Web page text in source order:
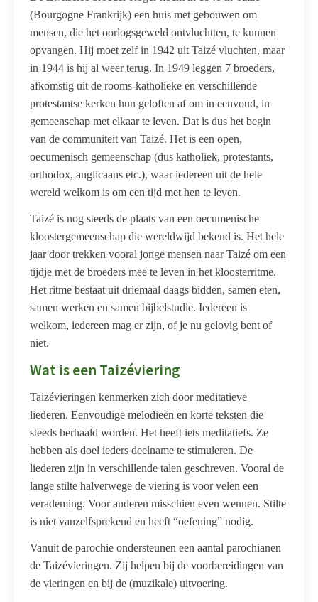
(Bourgogne Frankrijk) een huis met gebouwen om
mensen, die het oorlogsgeweld ontvluchtten, te kunnen
opvangen. Hij moet zelf in 1942 uit Taizé vluchten, maar
in 1944 is hij al weer terug. In 1949 leggen 7 broeders,
afkomstig uit de rooms-katholieke en verschillende
protestantse kerken hun geloften af om in eenvoud, in
gemeenschap met elkaar te leven. Dat is dus het begin
van de communiteit van Taizé. Het is een open,
oecumenisch gemeenschap (dus katholiek, protestants,
orthodox, anglicaans etc.), waar iedereen uit de hele
wereld welkom is om een tijd met hen te leven.
Taizé is nog steeds de plaats van een oecumenische
kloostergemeenschap die wereldwijd bekend is. Het hele
jaar door trekken vooral jonge mensen naar Taizé om een
tijdje met de broeders mee te leven in het kloosterritme.
Het ritme bestaat uit driemaal daags bidden, samen eten,
samen werken en samen bijbelstudie. Iedereen is
welkom, iedereen mag er zijn, of je nu gelovig bent of
niet.
Wat is een Taizéviering
Taizévieringen kenmerken zich door meditatieve
liederen. Eenvoudige melodieën en korte teksten die
steeds herhaald worden. Het heeft iets meditatiefs. Ze
hebben als doel ieders deelname te stimuleren. De
liederen zijn in verschillende talen geschreven. Vooral de
lange stilte halverwege de viering is voor velen een
verademing. Voor anderen misschien even wennen. Stilte
is niet vanzelfsprekend en heeft “oefening” nodig.
Vanuit de parochie ondersteunen een aantal parochianen
de Taizévieringen. Zij helpen bij de voorbereidingen van
de vieringen en bij de (muzikale) uitvoering.